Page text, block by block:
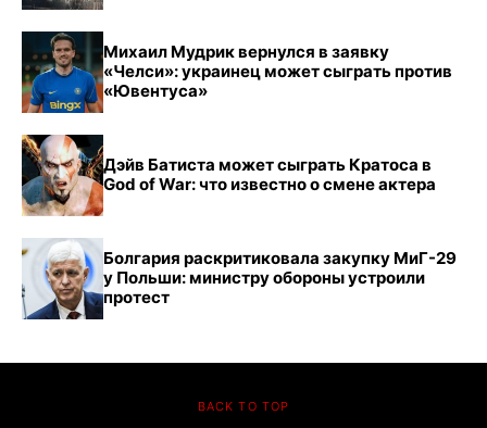
Михаил Мудрик вернулся в заявку
«Челси»: украинец может сыграть против
«Ювентуса»
Дэйв Батиста может сыграть Кратоса в
God of War: что известно о смене актера
Болгария раскритиковала закупку МиГ-29
у Польши: министру обороны устроили
протест
BACK TO TOP